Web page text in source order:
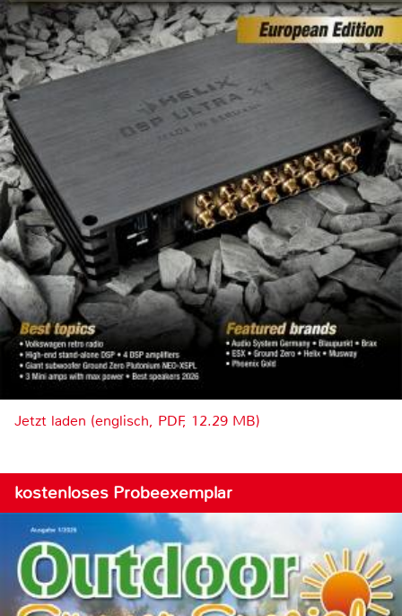
Jetzt laden (englisch, PDF, 12.29 MB)
kostenloses Probeexemplar